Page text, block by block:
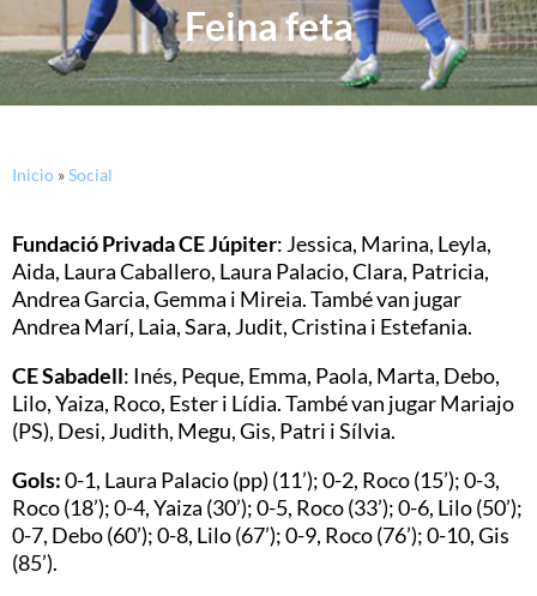
Feina feta
Inicio »Social
Fundació Privada CE Júpiter: Jessica, Marina, Leyla,
Aida, Laura Caballero, Laura Palacio, Clara, Patricia,
Andrea Garcia, Gemma i Mireia. També van jugar
Andrea Marí, Laia, Sara, Judit, Cristina i Estefania.
CE Sabadell: Inés, Peque, Emma, Paola, Marta, Debo,
Lilo, Yaiza, Roco, Ester i Lídia. També van jugar Mariajo
(PS), Desi, Judith, Megu, Gis, Patri i Sílvia.
Gols:0-1, Laura Palacio (pp) (11’); 0-2, Roco (15’); 0-3,
Roco (18’); 0-4, Yaiza (30’); 0-5, Roco (33’); 0-6, Lilo (50’);
0-7, Debo (60’); 0-8, Lilo (67’); 0-9, Roco (76’); 0-10, Gis
(85’).